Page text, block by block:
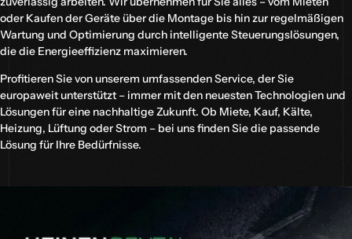
oder Kaufen der Geräte über die Montage bis hin zur regelmäßigen
Wartung und Optimierung durch intelligente Steuerungslösungen,
die die Energieeffizienz maximieren.
Profitieren Sie von unserem umfassenden Service, der Sie
europaweit unterstützt – immer mit den neuesten Technologien und
Lösungen für eine nachhaltige Zukunft. Ob Miete, Kauf, Kälte,
Heizung, Lüftung oder Strom – bei uns finden Sie die passende
Lösung für Ihre Bedürfnisse.